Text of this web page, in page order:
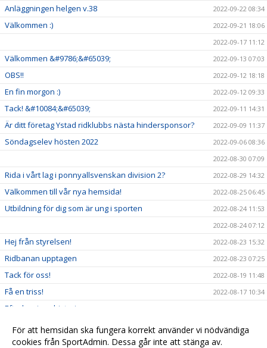
Anläggningen helgen v.38 2022-09-22 08:34
Välkommen :)
2022-09-21 18:06
2022-09-17 11:12
Välkommen &#9786;&#65039; 2022-09-13 07:03
OBS!! 2022-09-12 18:18
En fin morgon :) 2022-09-12 09:33
Tack! &#10084;&#65039; 2022-09-11 14:31
Är ditt företag Ystad ridklubbs nästa hindersponsor? 2022-09-09 11:37
Söndagselev hösten 2022
2022-09-06 08:36
2022-08-30 07:09
Rida i vårt lag i ponnyallsvenskan division 2? 2022-08-29 14:32
Välkommen till vår nya hemsida! 2022-08-25 06:45
Utbildning för dig som är ung i sporten
2022-08-24 11:53
2022-08-24 07:12
Hej från styrelsen! 2022-08-23 15:32
Ridbanan upptagen 2022-08-23 07:25
Tack för oss! 2022-08-19 11:48
Få en triss! 2022-08-17 10:34
Efterlysning - historia
2022-08-04 15:09
Ridskolestart 2022-08-03 07:31
För att hemsidan ska fungera korrekt använder vi nödvändiga
cookies från SportAdmin. Dessa går inte att stänga av.